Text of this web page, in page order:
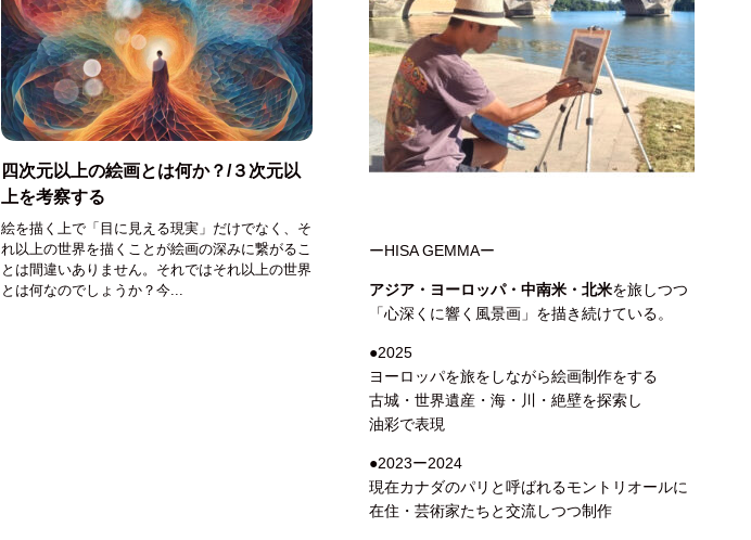
四次元以上の絵画とは何か？/３次元以
上を考察する
絵を描く上で「目に見える現実」だけでなく、そ
れ以上の世界を描くことが絵画の深みに繋がるこ
とは間違いありません。それではそれ以上の世界
とは何なのでしょうか？今...
ーHISA GEMMAー
アジア・ヨーロッパ・中南米・北米を旅しつつ
「心深くに響く風景画」を描き続けている。
●2025
ヨーロッパを旅をしながら絵画制作をする
古城・世界遺産・海・川・絶壁を探索し
油彩で表現
●2023ー2024
現在カナダのパリと呼ばれるモントリオールに
在住・芸術家たちと交流しつつ制作